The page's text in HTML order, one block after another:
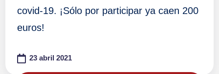
covid-19. ¡Sólo por participar ya caen 200
euros!
23 abril 2021